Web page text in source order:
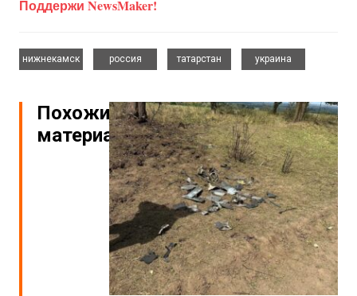
Поддержи NewsMaker!
нижнекамск
россия
татарстан
украина
Похожие
материалы